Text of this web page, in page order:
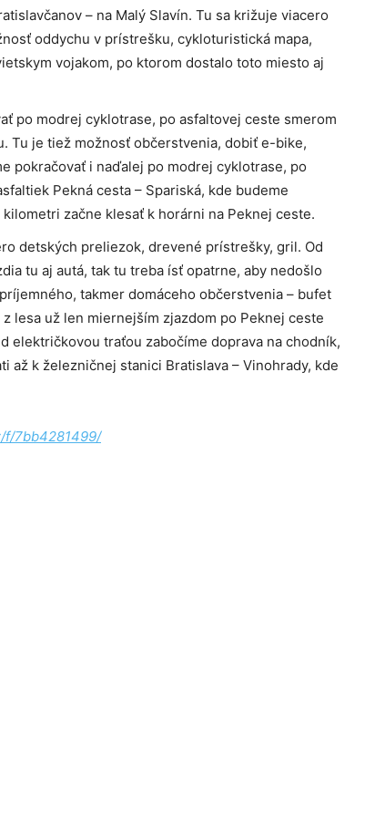
– na Malý Slavín. Tu sa križuje viacero
oddychu v prístrešku, cykloturistická mapa,
vojakom, po ktorom dostalo toto miesto aj
po modrej cyklotrase, po asfaltovej ceste smerom
Tu je tiež možnosť občerstvenia, dobiť e-bike,
pokračovať i naďalej po modrej cyklotrase, po
Pekná cesta – Spariská, kde budeme
začne klesať k horárni na Peknej ceste.
detských preliezok, drevené prístrešky, gril. Od
tu aj autá, tak tu treba ísť opatrne, aby nedošlo
takmer domáceho občerstvenia – bufet
lesa už len miernejším zjazdom po Peknej ceste
električkovou traťou zabočíme doprava na chodník,
k železničnej stanici Bratislava – Vinohrady, kde
f/7bb4281499/